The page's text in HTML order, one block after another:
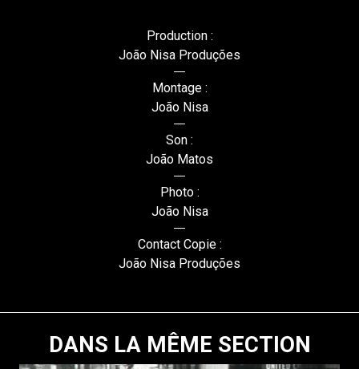
Production :
João Nisa Produções
Montage :
João Nisa
Son :
João Matos
Photo :
João Nisa
Contact Copie :
João Nisa Produções
DANS LA MÊME SECTION